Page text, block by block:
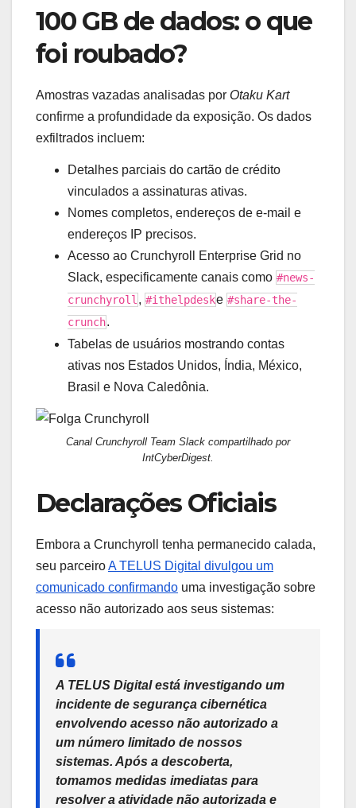
100 GB de dados: o que
foi roubado?
Amostras vazadas analisadas por Otaku Kart
confirme a profundidade da exposição. Os dados
exfiltrados incluem:
Detalhes parciais do cartão de crédito
vinculados a assinaturas ativas.
Nomes completos, endereços de e-mail e
endereços IP precisos.
Acesso ao Crunchyroll Enterprise Grid no
Slack, especificamente canais como #news-
crunchyroll , #ithelpdeske #share-the-
crunch.
Tabelas de usuários mostrando contas
ativas nos Estados Unidos, Índia, México,
Brasil e Nova Caledônia.
Canal Crunchyroll Team Slack compartilhado por
IntCyberDigest.
Declarações Oficiais
Embora a Crunchyroll tenha permanecido calada,
seu parceiroA TELUS Digital divulgou um
comunicado confirmando uma investigação sobre
acesso não autorizado aos seus sistemas:
A TELUS Digital está investigando um
incidente de segurança cibernética
envolvendo acesso não autorizado a
um número limitado de nossos
sistemas. Após a descoberta,
tomamos medidas imediatas para
resolver a atividade não autorizada e